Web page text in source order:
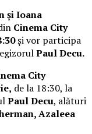
și Ioana
Cinema City
și vor participa
Paul Decu.
City
de la 18:30, la
Paul Decu, alături
Azaleea